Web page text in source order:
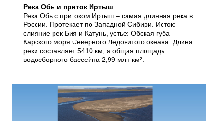
Река Обь и приток Иртыш
Река Обь с притоком Иртыш – самая длинная река в
России. Протекает по Западной Сибири. Исток:
слияние рек Бия и Катунь, устье: Обская губа
Карского моря Северного Ледовитого океана. Длина
реки составляет 5410 км, а общая площадь
водосборного бассейна 2,99 млн км².